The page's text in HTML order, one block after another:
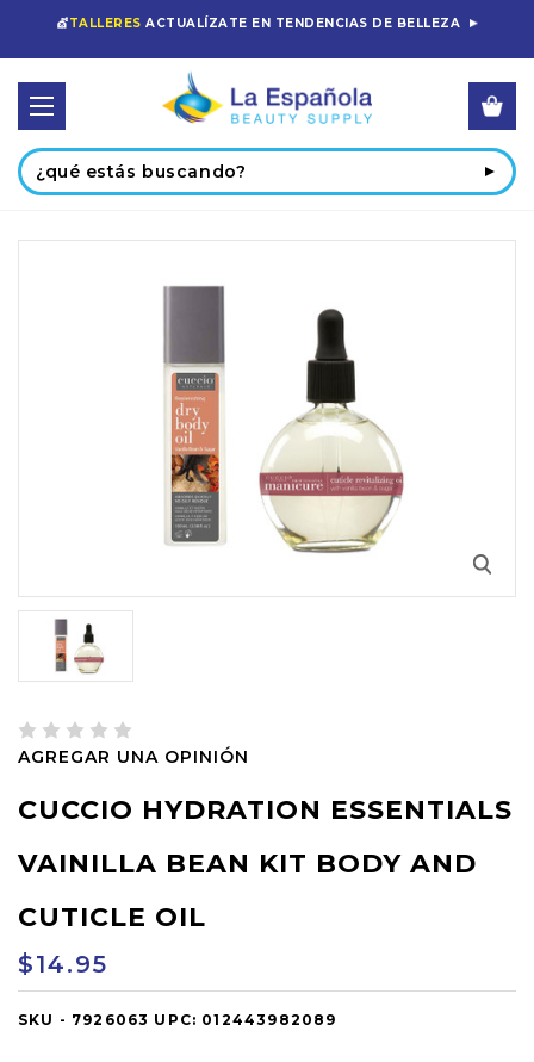
💇TALLERES ACTUALÍZATE EN TENDENCIAS DE BELLEZA
Buscar
AGREGAR UNA OPINIÓN
CUCCIO HYDRATION ESSENTIALS
VAINILLA BEAN KIT BODY AND
CUTICLE OIL
$14.95
OUT
SKU - 7926063 UPC: 012443982089